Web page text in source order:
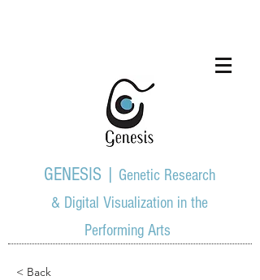
GENESIS | Genetic Research
& Digital Visualization in the
Performing Arts
< Back